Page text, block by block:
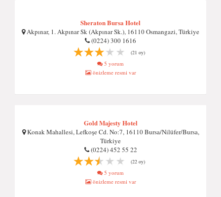
Sheraton Bursa Hotel
Akpınar, 1. Akpınar Sk (Akpınar Sk.), 16110 Osmangazi, Türkiye
(0224) 300 1616
(21 oy)
5 yorum
önizleme resmi var
Gold Majesty Hotel
Konak Mahallesi, Lefkoşe Cd. No:7, 16110 Bursa/Nilüfer/Bursa,
Türkiye
(0224) 452 55 22
(22 oy)
5 yorum
önizleme resmi var